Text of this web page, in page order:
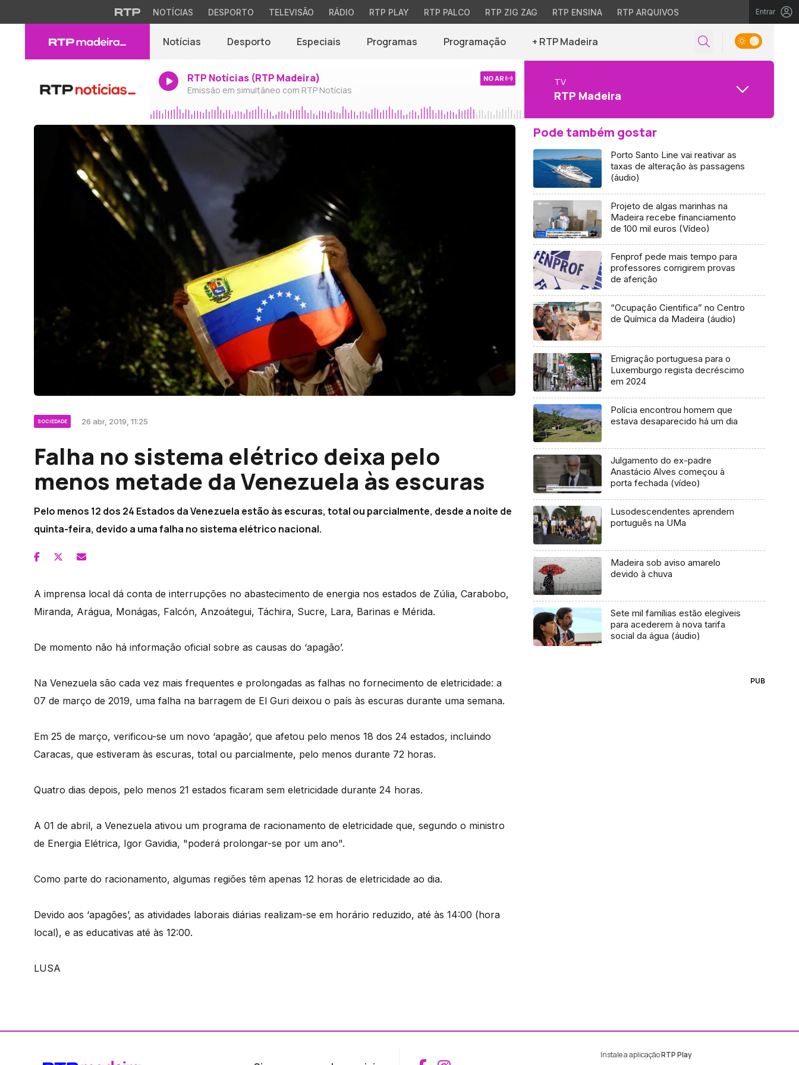
NOTÍCIAS DESPORTO TELEVISÃO RÁDIO RTP PLAY RTP PALCO RTP ZIG ZAG RTP ENSINA RTP ARQUIVOS Entrar
Notícias Desporto Especiais Programas Programação + RTP Madeira
RTP Notícias (RTP Madeira)
Emissão em simultâneo com RTP Notícias
NO AR TV
RTP Madeira
SOCIEDADE 26 abr, 2019, 11:25
Falha no sistema elétrico deixa pelo
menos metade da Venezuela às escuras
Pelo menos 12 dos 24 Estados da Venezuela estão às escuras, total ou parcialmente, desde a noite de
quinta-feira, devido a uma falha no sistema elétrico nacional.
A imprensa local dá conta de interrupções no abastecimento de energia nos estados de Zúlia, Carabobo,
Miranda, Arágua, Monágas, Falcón, Anzoátegui, Táchira, Sucre, Lara, Barinas e Mérida.
De momento não há informação oficial sobre as causas do ‘apagão’.
Na Venezuela são cada vez mais frequentes e prolongadas as falhas no fornecimento de eletricidade: a
07 de março de 2019, uma falha na barragem de El Guri deixou o país às escuras durante uma semana.
Em 25 de março, verificou-se um novo ‘apagão’, que afetou pelo menos 18 dos 24 estados, incluindo
Caracas, que estiveram às escuras, total ou parcialmente, pelo menos durante 72 horas.
Quatro dias depois, pelo menos 21 estados ficaram sem eletricidade durante 24 horas.
A 01 de abril, a Venezuela ativou um programa de racionamento de eletricidade que, segundo o ministro
de Energia Elétrica, Igor Gavidia, "poderá prolongar-se por um ano".
Como parte do racionamento, algumas regiões têm apenas 12 horas de eletricidade ao dia.
Devido aos ‘apagões’, as atividades laborais diárias realizam-se em horário reduzido, até às 14:00 (hora
local), e as educativas até às 12:00.
LUSA
Pode também gostar
Porto Santo Line vai reativar as
taxas de alteração às passagens
(áudio)
Projeto de algas marinhas na
Madeira recebe financiamento
de 100 mil euros (Vídeo)
Fenprof pede mais tempo para
professores corrigirem provas
de aferição
“Ocupação Cientifica” no Centro
de Química da Madeira (áudio)
Emigração portuguesa para o
Luxemburgo regista decréscimo
em 2024
Polícia encontrou homem que
estava desaparecido há um dia
Julgamento do ex-padre
Anastácio Alves começou à
porta fechada (vídeo)
Lusodescendentes aprendem
português na UMa
Madeira sob aviso amarelo
devido à chuva
Sete mil famílias estão elegíveis
para acederem à nova tarifa
social da água (áudio)
PUB
Instale a aplicaçãoRTP Play